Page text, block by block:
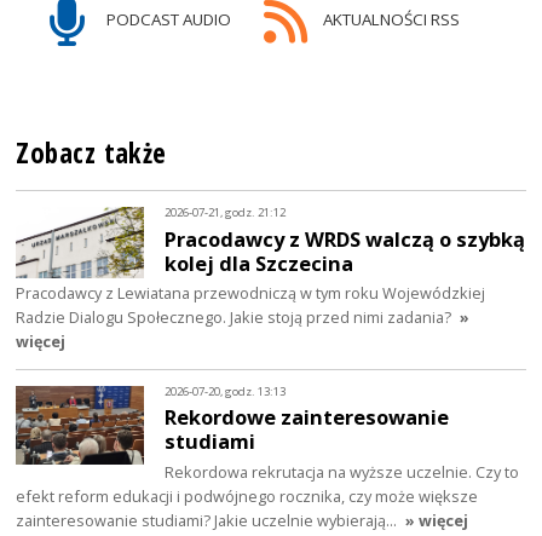
PODCAST AUDIO AKTUALNOŚCI RSS
Zobacz także
2026-07-21, godz. 21:12
Pracodawcy z WRDS walczą o szybką
kolej dla Szczecina
Pracodawcy z Lewiatana przewodniczą w tym roku Wojewódzkiej
Radzie Dialogu Społecznego. Jakie stoją przed nimi zadania? »
więcej
2026-07-20, godz. 13:13
Rekordowe zainteresowanie
studiami
Rekordowa rekrutacja na wyższe uczelnie. Czy to
efekt reform edukacji i podwójnego rocznika, czy może większe
zainteresowanie studiami? Jakie uczelnie wybierają… » więcej